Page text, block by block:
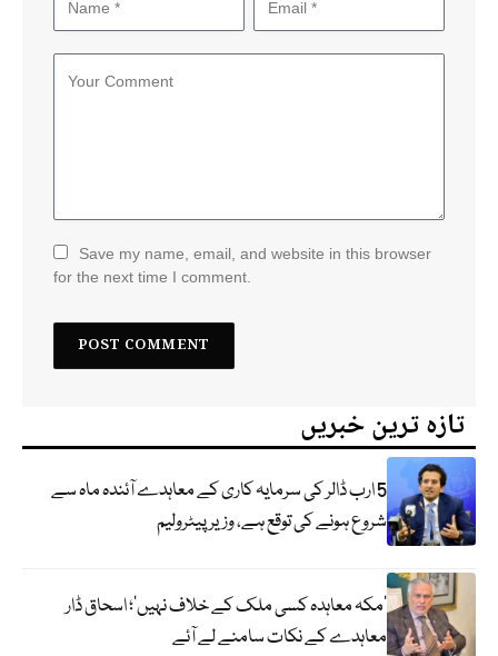
Save my name, email, and website in this browser
for the next time I comment.
تازہ ترین خبریں
5 ارب ڈالر کی سرمایہ کاری کے معاہدے آئندہ ماہ سے
شروع ہونے کی توقع ہے، وزیر پیٹرولیم
‘مکہ معاہدہ کسی ملک کے خلاف نہیں’؛ اسحاق ڈار
معاہدے کے نکات سامنے لے آئے